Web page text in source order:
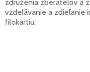
združenia zberateľov a
vzdelávanie a zdieľanie
filokartiu.